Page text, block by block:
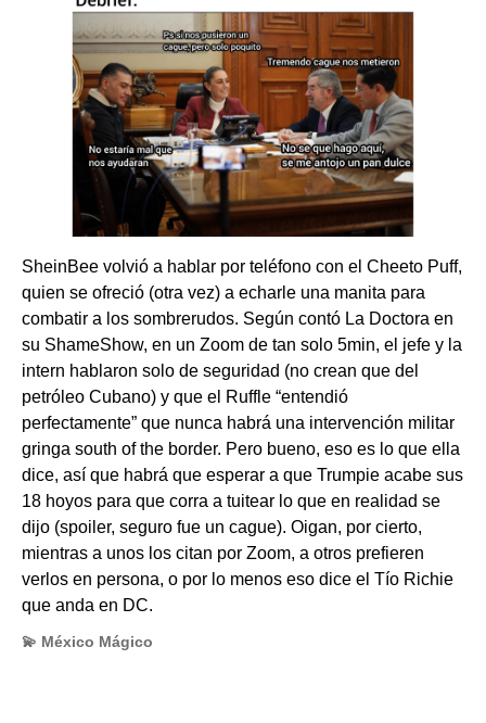
SheinBee volvió a hablar por teléfono con el Cheeto Puff,
quien se ofreció (otra vez) a echarle una manita para
combatir a los sombrerudos. Según contó La Doctora en
su ShameShow, en un Zoom de tan solo 5min, el jefe y la
intern hablaron solo de seguridad (no crean que del
petróleo Cubano) y que el Ruffle “entendió
perfectamente” que nunca habrá una intervención militar
gringa south of the border. Pero bueno, eso es lo que ella
dice, así que habrá que esperar a que Trumpie acabe sus
18 hoyos para que corra a tuitear lo que en realidad se
dijo (spoiler, seguro fue un cague). Oigan, por cierto,
mientras a unos los citan por Zoom, a otros prefieren
verlos en persona, o por lo menos eso dice el Tío Richie
que anda en DC.
💫 México Mágico